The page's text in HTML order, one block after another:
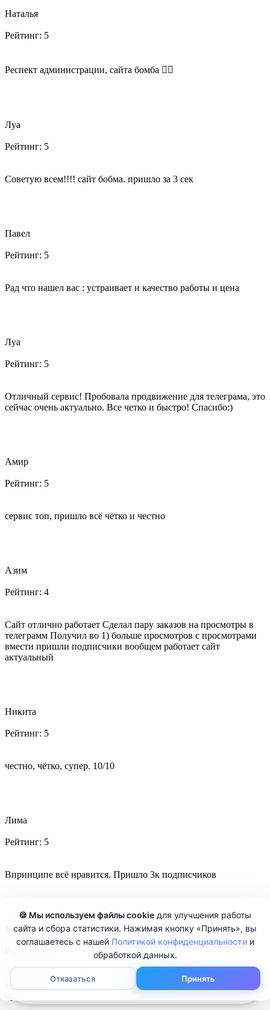
Наталья
Рейтинг: 5
Респект администрации, сайта бомба 👍🏻
Луа
Рейтинг: 5
Советую всем!!!! сайт бобма. пришло за 3 сек
Павел
Рейтинг: 5
Рад что нашел вас : устраивает и качество работы и цена
Луа
Рейтинг: 5
Отличный сервис! Пробовала продвижение для телеграма, это
сейчас очень актуально. Все четко и быстро! Спасибо:)
Амир
Рейтинг: 5
сервис топ, пришло всё чётко и честно
Азим
Рейтинг: 4
Сайт отлично работает Сделал пару заказов на просмотры в
телеграмм Получил во 1) больше просмотров с просмотрами
вмести пришли подписчики вообщем работает сайт
актуальный
Никита
Рейтинг: 5
честно, чётко, супер. 10/10
Лима
Рейтинг: 5
Впринципе всё нравится. Пришло 3к подписчиков
Мая
Обожаю вас сайт если честно, накрутил я значит 2к но
🍪 Мы используем файлы cookie для улучшения работы
сайта и сбора статистики. Нажимая кнопку «Принять», вы
соглашаетесь с нашей Политикой конфиденциальностии
обработкой данных.
Отказаться Принять